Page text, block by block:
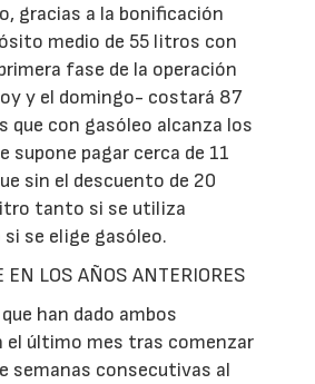
gracias a la bonificación
medio de 55 litros con
fase de la operación
y el domingo- costará 87
que con gasóleo alcanza los
supone pagar cerca de 11
sin el descuento de 20
tanto si se utiliza
se elige gasóleo.
EN LOS AÑOS ANTERIORES
han dado ambos
el último mes tras comenzar
semanas consecutivas al